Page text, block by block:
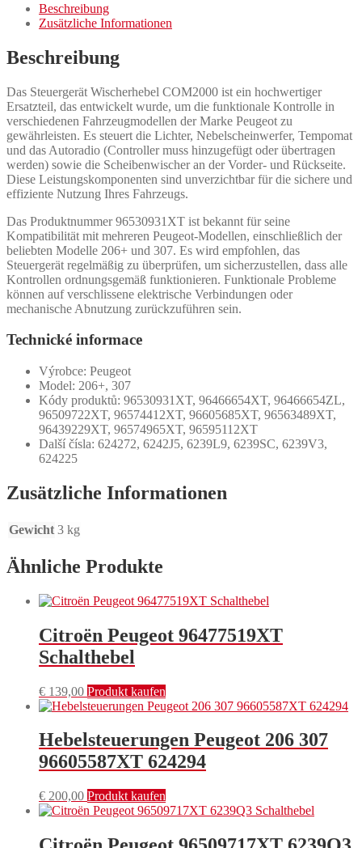
Beschreibung
Zusätzliche Informationen
Beschreibung
Das Steuergerät Wischerhebel COM2000 ist ein hochwertiger
Ersatzteil, das entwickelt wurde, um die funktionale Kontrolle in
verschiedenen Fahrzeugmodellen der Marke Peugeot zu
gewährleisten. Es steuert die Lichter, Nebelscheinwerfer, Tempomat
und das Autoradio (Controller muss hinzugefügt oder übertragen
werden) sowie die Scheibenwischer an der Vorder- und Rückseite.
Diese Leistungskomponenten sind unverzichtbar für die sichere und
effiziente Nutzung Ihres Fahrzeugs.
Das Produktnummer 96530931XT ist bekannt für seine
Kompatibilität mit mehreren Peugeot-Modellen, einschließlich der
beliebten Modelle 206+ und 307. Es wird empfohlen, das
Steuergerät regelmäßig zu überprüfen, um sicherzustellen, dass alle
Kontrollen ordnungsgemäß funktionieren. Funktionale Probleme
können auf verschlissene elektrische Verbindungen oder
mechanische Abnutzung zurückzuführen sein.
Technické informace
Výrobce: Peugeot
Model: 206+, 307
Kódy produktů: 96530931XT, 96466654XT, 96466654ZL,
96509722XT, 96574412XT, 96605685XT, 96563489XT,
96439229XT, 96574965XT, 96595112XT
Další čísla: 624272, 6242J5, 6239L9, 6239SC, 6239V3,
624225
Zusätzliche Informationen
Gewicht 3 kg
Ähnliche Produkte
Citroën Peugeot 96477519XT
Schalthebel
€ 139,00 Produkt kaufen
Hebelsteuerungen Peugeot 206 307
96605587XT 624294
€ 200,00 Produkt kaufen